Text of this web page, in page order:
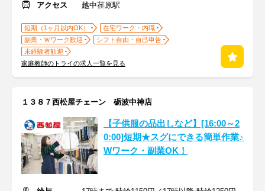
アクセス
越中荏原駅
短期（1ヶ月以内OK）
在宅ワーク・内職
副業・Ｗワーク歓迎
シフト自由・自己申告
未経験者歓迎
家庭教師のトライの求人一覧を見る
１３８７西松屋チェーン 砺波中神店
【子供服の品出しなど】[16:00～2
0:00]短期★スグにできる簡単作業♪
Wワーク・副業OK！